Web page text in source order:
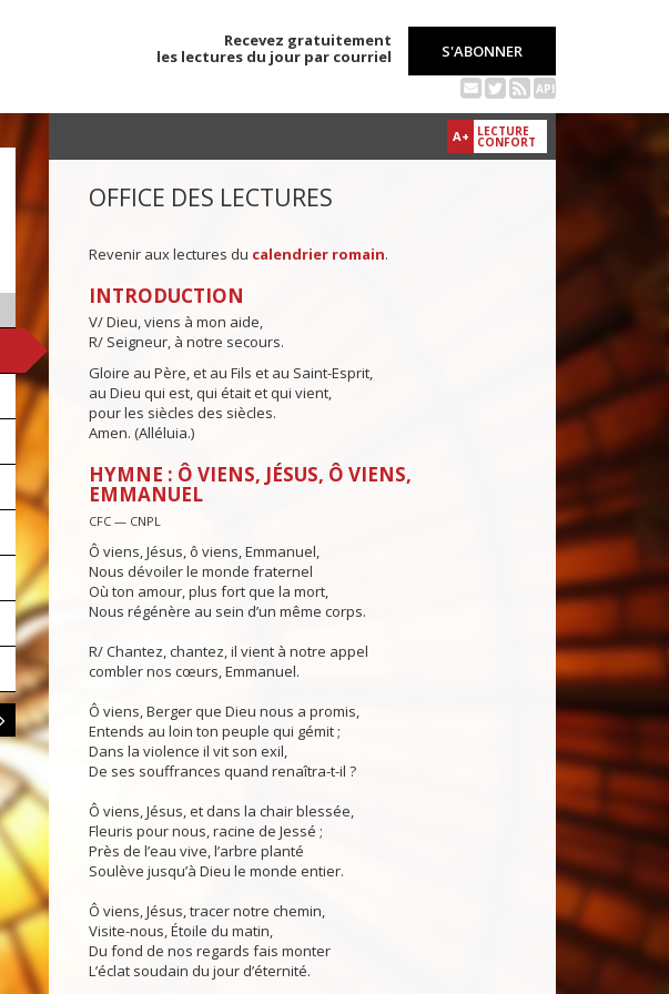
Recevez gratuitement
les lectures du jour par courriel
S'ABONNER
API
A+ LECTURE
CONFORT
OFFICE DES LECTURES
Revenir aux lectures du calendrier romain.
INTRODUCTION
V/ Dieu, viens à mon aide,
R/ Seigneur, à notre secours.
Gloire au Père, et au Fils et au Saint-Esprit,
au Dieu qui est, qui était et qui vient,
pour les siècles des siècles.
Amen. (Alléluia.)
HYMNE : Ô VIENS, JÉSUS, Ô VIENS,
EMMANUEL
CFC — CNPL
Ô viens, Jésus, ô viens, Emmanuel,
Nous dévoiler le monde fraternel
Où ton amour, plus fort que la mort,
Nous régénère au sein d’un même corps.
R/ Chantez, chantez, il vient à notre appel
combler nos cœurs, Emmanuel.
Ô viens, Berger que Dieu nous a promis,
Entends au loin ton peuple qui gémit ;
Dans la violence il vit son exil,
De ses souffrances quand renaîtra-t-il ?
Ô viens, Jésus, et dans la chair blessée,
Fleuris pour nous, racine de Jessé ;
Près de l’eau vive, l’arbre planté
Soulève jusqu’à Dieu le monde entier.
Ô viens, Jésus, tracer notre chemin,
Visite-nous, Étoile du matin,
Du fond de nos regards fais monter
L’éclat soudain du jour d’éternité.